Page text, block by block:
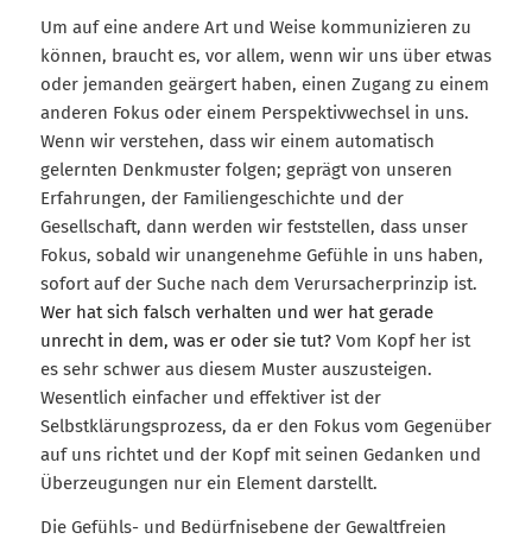
Um auf eine andere Art und Weise kommunizieren zu
können, braucht es, vor allem, wenn wir uns über etwas
oder jemanden geärgert haben, einen Zugang zu einem
anderen Fokus oder einem Perspektivwechsel in uns.
Wenn wir verstehen, dass wir einem automatisch
gelernten Denkmuster folgen; geprägt von unseren
Erfahrungen, der Familiengeschichte und der
Gesellschaft, dann werden wir feststellen, dass unser
Fokus, sobald wir unangenehme Gefühle in uns haben,
sofort auf der Suche nach dem Verursacherprinzip ist.
Wer hat sich falsch verhalten und wer hat gerade
unrecht in dem, was er oder sie tut?Vom Kopf her ist
es sehr schwer aus diesem Muster auszusteigen.
Wesentlich einfacher und effektiver ist der
Selbstklärungsprozess, da er den Fokus vom Gegenüber
auf uns richtet und der Kopf mit seinen Gedanken und
Überzeugungen nur ein Element darstellt.
Die Gefühls- und Bedürfnisebene der Gewaltfreien